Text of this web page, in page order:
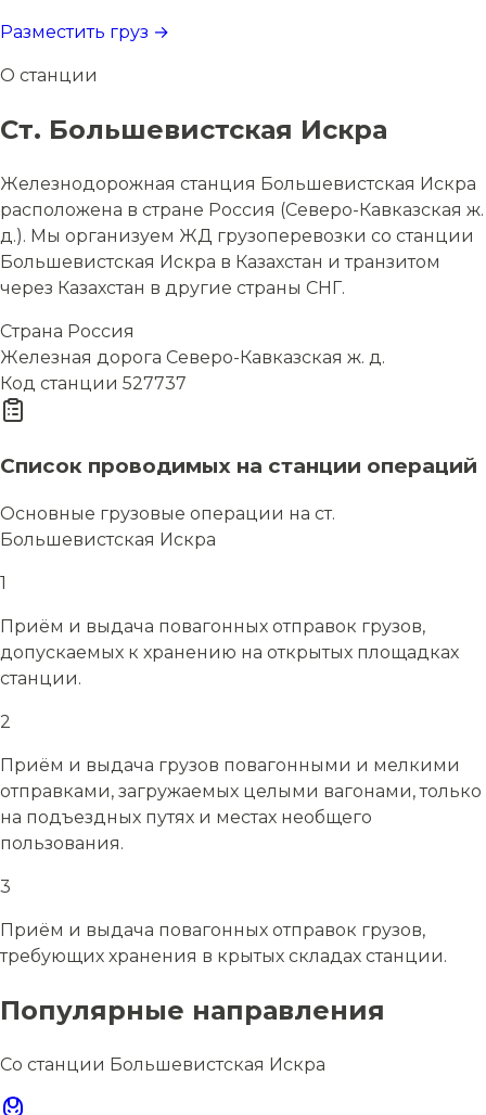
Разместить груз →
О станции
Ст. Большевистская Искра
Железнодорожная станция Большевистская Искра
расположена в стране Россия (Северо-Кавказская ж.
д.). Мы организуем ЖД грузоперевозки со станции
Большевистская Искра в Казахстан и транзитом
через Казахстан в другие страны СНГ.
Страна Россия
Железная дорога Северо-Кавказская ж. д.
Код станции 527737
Список проводимых на станции операций
Основные грузовые операции на ст.
Большевистская Искра
1
Приём и выдача повагонных отправок грузов,
допускаемых к хранению на открытых площадках
станции.
2
Приём и выдача грузов повагонными и мелкими
отправками, загружаемых целыми вагонами, только
на подъездных путях и местах необщего
пользования.
3
Приём и выдача повагонных отправок грузов,
требующих хранения в крытых складах станции.
Популярные направления
Со станции Большевистская Искра